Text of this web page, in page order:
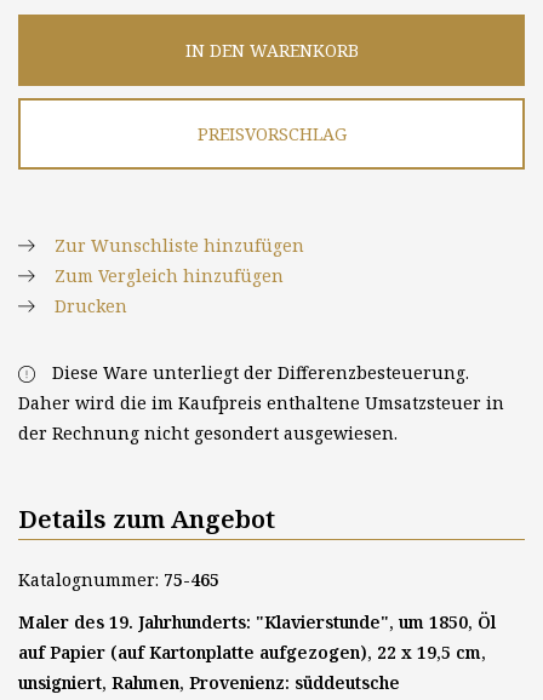
IN DEN WARENKORB
PREISVORSCHLAG
Zur Wunschliste hinzufügen
Zum Vergleich hinzufügen
Drucken
Diese Ware unterliegt der Differenzbesteuerung.
Daher wird die im Kaufpreis enthaltene Umsatzsteuer in
der Rechnung nicht gesondert ausgewiesen.
Details zum Angebot
Katalognummer: 75-465
Maler des 19. Jahrhunderts: "Klavierstunde", um 1850, Öl
auf Papier (auf Kartonplatte aufgezogen), 22 x 19,5 cm,
unsigniert, Rahmen, Provenienz: süddeutsche